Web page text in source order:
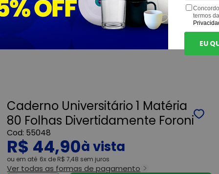
Caderno Universitário 1 Matéria
80 Folhas Divertidamente Foroni
55048
R$ 44,90
ou 6x de R$ 7,48 sem juros
Ver todas as formas de pagamento
termos
EU